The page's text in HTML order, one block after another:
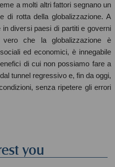
a molti altri fattori segnano un
di rotta della globalizzazione. A
diversi paesi di partiti e governi
che la globalizzazione è
ed economici, è innegabile
di cui non possiamo fare a
tunnel regressivo e, fin da oggi,
senza ripetere gli errori
you